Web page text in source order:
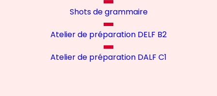
Shots de grammaire
Atelier de préparation DELF B2
Atelier de préparation DALF C1